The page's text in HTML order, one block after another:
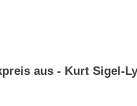
aus - Kurt Sigel-